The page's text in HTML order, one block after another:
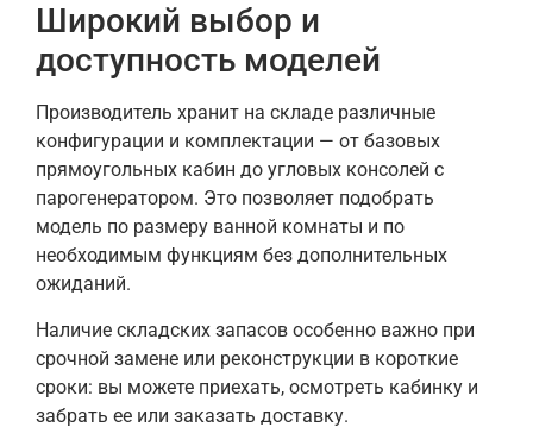
Широкий выбор и
доступность моделей
Производитель хранит на складе различные
конфигурации и комплектации — от базовых
прямоугольных кабин до угловых консолей с
парогенератором. Это позволяет подобрать
модель по размеру ванной комнаты и по
необходимым функциям без дополнительных
ожиданий.
Наличие складских запасов особенно важно при
срочной замене или реконструкции в короткие
сроки: вы можете приехать, осмотреть кабинку и
забрать ее или заказать доставку.